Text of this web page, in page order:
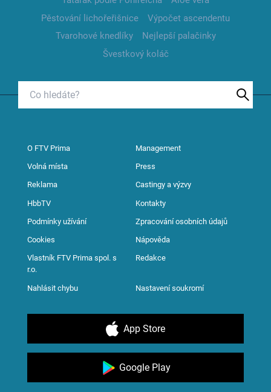
Pěstování lichořeřišnice
Výpočet ascendentu
Tvarohové knedlíky
Nejlepší palačinky
Švestkový koláč
O FTV Prima Management
Volná místa Press
Reklama Castingy a výzvy
HbbTV Kontakty
Podmínky užívání Zpracování osobních údajů
Cookies Nápověda
Vlastník FTV Prima spol. s
r.o.
Redakce
Nahlásit chybu Nastavení soukromí
App Store
Google Play